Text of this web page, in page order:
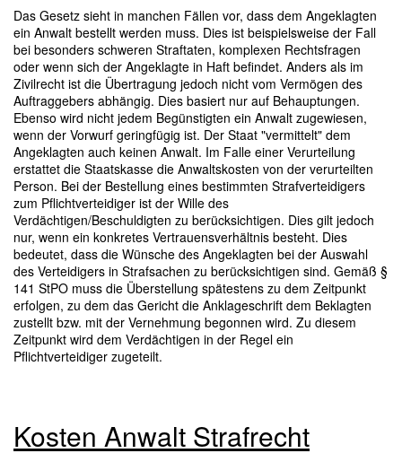
Das Gesetz sieht in manchen Fällen vor, dass dem Angeklagten
ein Anwalt bestellt werden muss. Dies ist beispielsweise der Fall
bei besonders schweren Straftaten, komplexen Rechtsfragen
oder wenn sich der Angeklagte in Haft befindet. Anders als im
Zivilrecht ist die Übertragung jedoch nicht vom Vermögen des
Auftraggebers abhängig. Dies basiert nur auf Behauptungen.
Ebenso wird nicht jedem Begünstigten ein Anwalt zugewiesen,
wenn der Vorwurf geringfügig ist. Der Staat "vermittelt" dem
Angeklagten auch keinen Anwalt. Im Falle einer Verurteilung
erstattet die Staatskasse die Anwaltskosten von der verurteilten
Person. Bei der Bestellung eines bestimmten Strafverteidigers
zum Pflichtverteidiger ist der Wille des
Verdächtigen/Beschuldigten zu berücksichtigen. Dies gilt jedoch
nur, wenn ein konkretes Vertrauensverhältnis besteht. Dies
bedeutet, dass die Wünsche des Angeklagten bei der Auswahl
des Verteidigers in Strafsachen zu berücksichtigen sind. Gemäß §
141 StPO muss die Überstellung spätestens zu dem Zeitpunkt
erfolgen, zu dem das Gericht die Anklageschrift dem Beklagten
zustellt bzw. mit der Vernehmung begonnen wird. Zu diesem
Zeitpunkt wird dem Verdächtigen in der Regel ein
Pflichtverteidiger zugeteilt.
Kosten Anwalt Strafrecht